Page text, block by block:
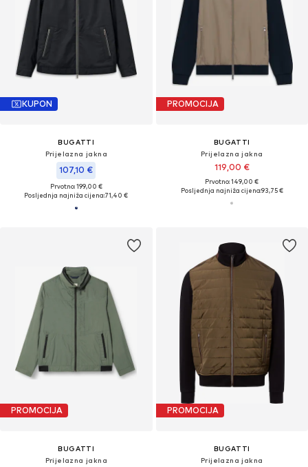
KUPON
BUGATTI
Prijelazna jakna
107,10 €
Prvotno: 199,00 €
Posljednja najniža cijena:71,40 €
PROMOCIJA
BUGATTI
Prijelazna jakna
119,00 €
Prvotno: 149,00 €
Posljednja najniža cijena:93,75 €
PROMOCIJA
BUGATTI
Prijelazna jakna
PROMOCIJA
BUGATTI
Prijelazna jakna